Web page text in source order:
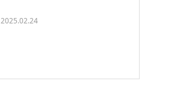
2025.02.24